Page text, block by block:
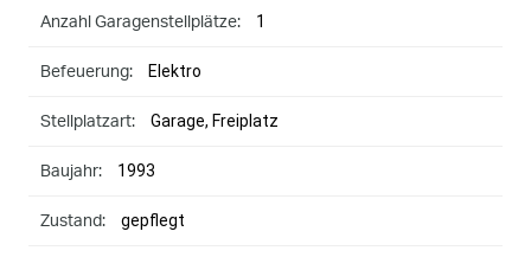
Anzahl Garagenstellplätze: 1
Befeuerung: Elektro
Stellplatzart: Garage, Freiplatz
Baujahr: 1993
Zustand: gepflegt